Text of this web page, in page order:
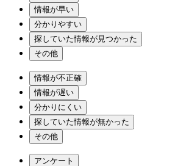
情報が早い
分かりやすい
探していた情報が見つかった
その他
情報が不正確
情報が遅い
分かりにくい
探していた情報が無かった
その他
アンケート